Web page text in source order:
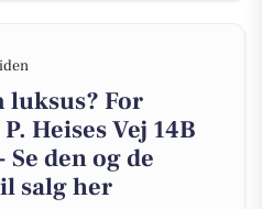
luksus? For
Heises Vej 14B
den og de
salg her